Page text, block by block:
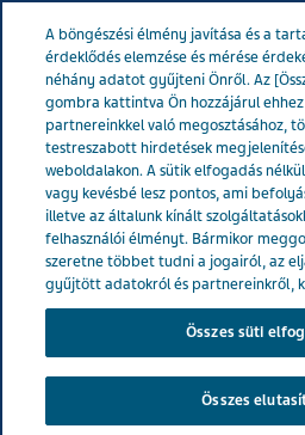
A böngészési élmény javítása és a
érdeklődés elemzése és mérése
néhány adatot gyűjteni Önről. Az
gombra kattintva Ön hozzájárul
partnereinkkel való megosztásához,
testreszabott hirdetések
weboldalakon. A sütik elfogadás
vagy kevésbé lesz pontos, ami
illetve az általunk kínált
felhasználói élményt. Bármikor
szeretne többet tudni a jogairól, az
gyűjtött adatokról és partnereinkről,
Összes süti
Összes